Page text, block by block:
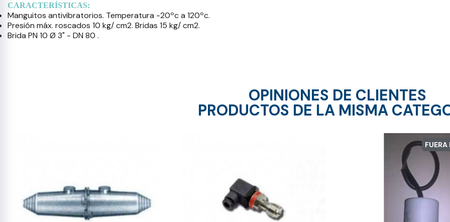
CARACTERÍSTICAS:
Manguitos antivibratorios. Temperatura -20ºc a 120ºc.
Presión máx. roscados 10 kg/ cm2. Bridas 15 kg/ cm2.
Brida PN 10 Ø 3" - DN 80 .
OPINIONES DE CLIENTES
PRODUCTOS DE LA MISMA